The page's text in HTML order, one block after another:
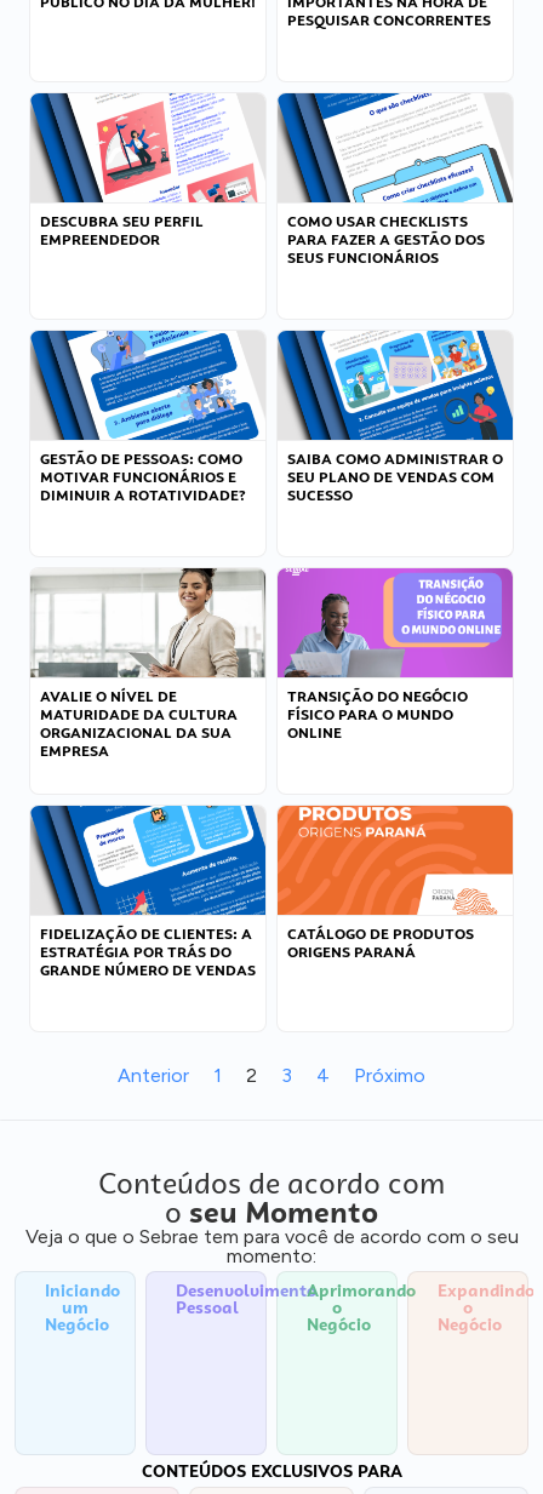
PESQUISAR CONCORRENTES
DESCUBRA SEU PERFIL
EMPREENDEDOR
COMO USAR CHECKLISTS
PARA FAZER A GESTÃO DOS
SEUS FUNCIONÁRIOS
GESTÃO DE PESSOAS: COMO
MOTIVAR FUNCIONÁRIOS E
DIMINUIR A ROTATIVIDADE?
SAIBA COMO ADMINISTRAR O
SEU PLANO DE VENDAS COM
SUCESSO
AVALIE O NÍVEL DE
MATURIDADE DA CULTURA
ORGANIZACIONAL DA SUA
EMPRESA
TRANSIÇÃO DO NEGÓCIO
FÍSICO PARA O MUNDO
ONLINE
FIDELIZAÇÃO DE CLIENTES: A
ESTRATÉGIA POR TRÁS DO
GRANDE NÚMERO DE VENDAS
CATÁLOGO DE PRODUTOS
ORIGENS PARANÁ
Anterior 1 2 3 4 Próximo
Conteúdos de acordo com
o seu Momento
Veja o que o Sebrae tem para você de acordo com o seu
momento:
Iniciando
um
Negócio
Desenvolvimento
Pessoal
Aprimorando
o
Negócio
Expandindo
o
Negócio
CONTEÚDOS EXCLUSIVOS PARA